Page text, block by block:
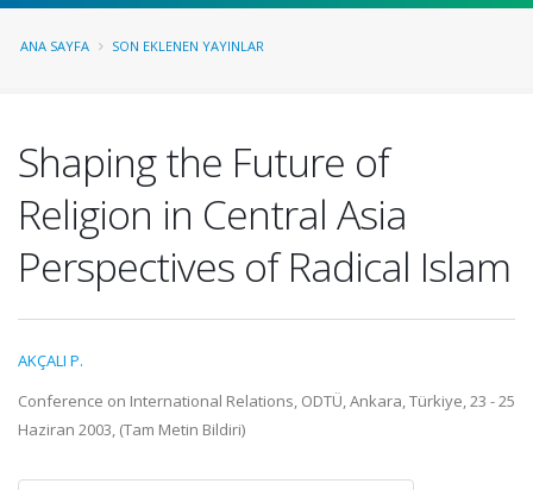
ANA SAYFA SON EKLENEN YAYINLAR
Shaping the Future of
Religion in Central Asia
Perspectives of Radical Islam
AKÇALI P.
Conference on International Relations, ODTÜ, Ankara, Türkiye, 23 - 25
Haziran 2003, (Tam Metin Bildiri)